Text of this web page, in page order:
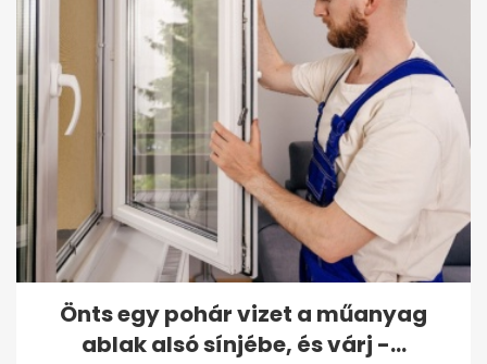
Önts egy pohár vizet a műanyag
ablak alsó sínjébe, és várj -...